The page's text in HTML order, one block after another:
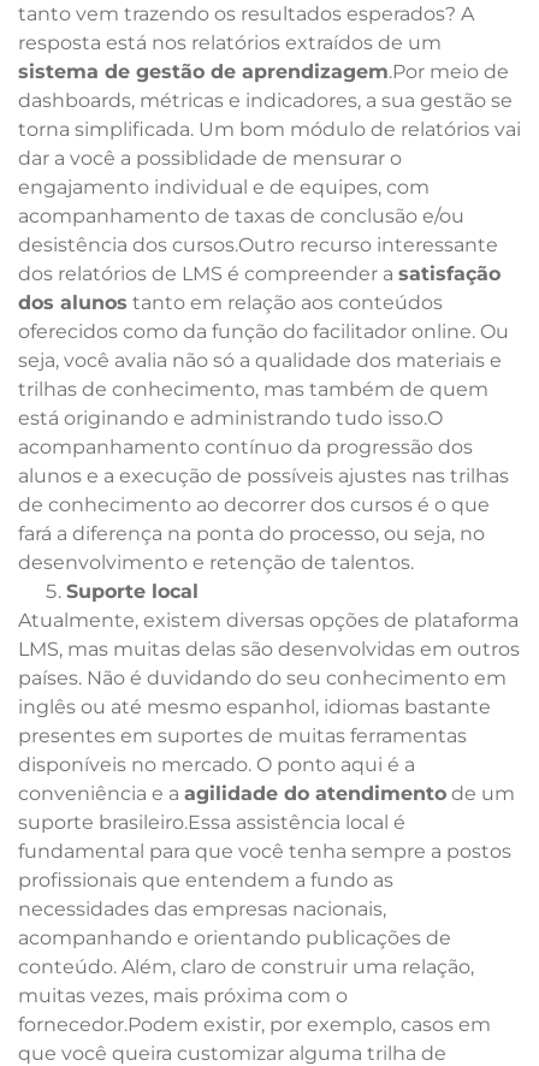
tanto vem trazendo os resultados esperados? A
resposta está nos relatórios extraídos de um
sistema de gestão de aprendizagem.Por meio de
dashboards, métricas e indicadores, a sua gestão se
torna simplificada. Um bom módulo de relatórios vai
dar a você a possiblidade de mensurar o
engajamento individual e de equipes, com
acompanhamento de taxas de conclusão e/ou
desistência dos cursos.Outro recurso interessante
dos relatórios de LMS é compreender a satisfação
dos alunos tanto em relação aos conteúdos
oferecidos como da função do facilitador online. Ou
seja, você avalia não só a qualidade dos materiais e
trilhas de conhecimento, mas também de quem
está originando e administrando tudo isso.O
acompanhamento contínuo da progressão dos
alunos e a execução de possíveis ajustes nas trilhas
de conhecimento ao decorrer dos cursos é o que
fará a diferença na ponta do processo, ou seja, no
desenvolvimento e retenção de talentos.
Suporte local
Atualmente, existem diversas opções de plataforma
LMS, mas muitas delas são desenvolvidas em outros
países. Não é duvidando do seu conhecimento em
inglês ou até mesmo espanhol, idiomas bastante
presentes em suportes de muitas ferramentas
disponíveis no mercado. O ponto aqui é a
conveniência e a agilidade do atendimento de um
suporte brasileiro.Essa assistência local é
fundamental para que você tenha sempre a postos
profissionais que entendem a fundo as
necessidades das empresas nacionais,
acompanhando e orientando publicações de
conteúdo. Além, claro de construir uma relação,
muitas vezes, mais próxima com o
fornecedor.Podem existir, por exemplo, casos em
que você queira customizar alguma trilha de